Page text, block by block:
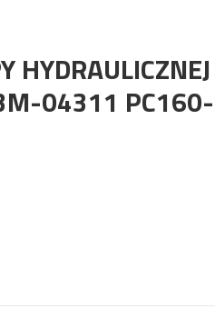
HYDRAULICZNEJ
04311 PC160-